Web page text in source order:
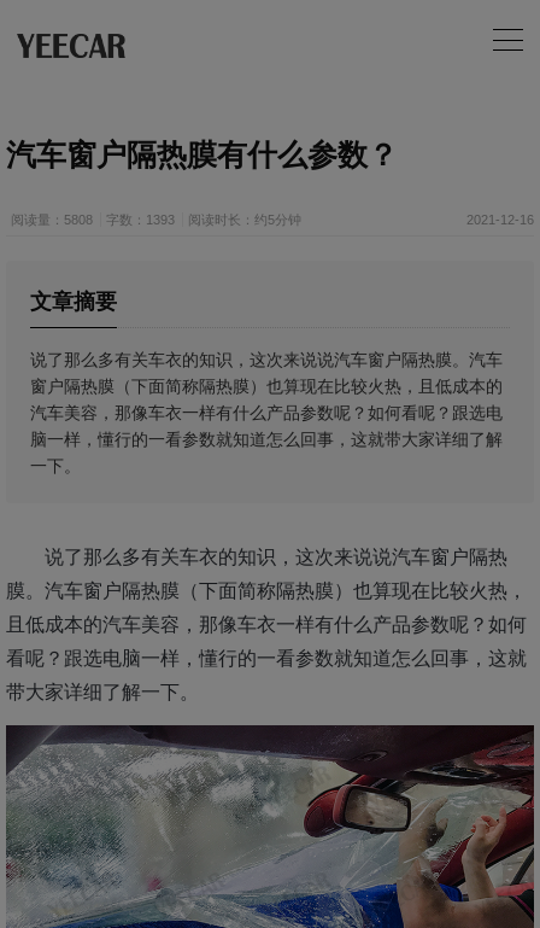
汽车窗户隔热膜有什么参数？
阅读量：5808 字数：1393 阅读时长：约5分钟 2021-12-16
文章摘要
说了那么多有关车衣的知识，这次来说说汽车窗户隔热膜。汽车
窗户隔热膜（下面简称隔热膜）也算现在比较火热，且低成本的
汽车美容，那像车衣一样有什么产品参数呢？如何看呢？跟选电
脑一样，懂行的一看参数就知道怎么回事，这就带大家详细了解
一下。
说了那么多有关车衣的知识，这次来说说汽车窗户隔热
膜。汽车窗户隔热膜（下面简称隔热膜）也算现在比较火热，
且低成本的汽车美容，那像车衣一样有什么产品参数呢？如何
看呢？跟选电脑一样，懂行的一看参数就知道怎么回事，这就
带大家详细了解一下。